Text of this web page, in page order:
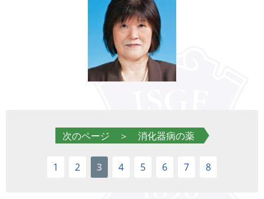
次のページ ＞ 消化器病の薬
1 2 3 4 5 6 7 8